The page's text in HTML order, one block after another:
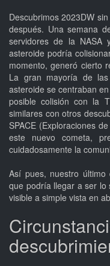
Descubrimos 2023DW
después. Una semana
servidores de la NASA
asteroide podría
momento, generó cierto
La gran mayoría de
asteroide se centraban
posible colisión con la
similares con otros
SPACE (Exploraciones
este nuevo cometa,
cuidadosamente la
Así pues, nuestro último
que podría llegar a ser lo
visible a simple vista en